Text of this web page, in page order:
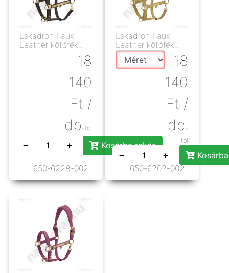
Eskadron Faux
Leather kötőfék
18
140
Ft /
db -tól
− + Kosárba rakás
650-6228-002
Eskadron Faux
Leather kötőfék
cardamom
18
140
Ft /
db -
tól
− +
650-6202-002